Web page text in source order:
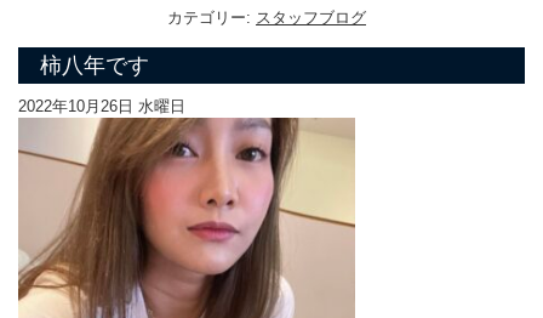
カテゴリー: スタッフブログ
柿八年です
2022年10月26日 水曜日